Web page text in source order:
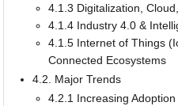
4.1.3 Digitalization,
4.1.4 Industry 4.0 &
4.1.5 Internet of Things
Connected Ecosystems
4.2. Major Trends
4.2.1 Increasing